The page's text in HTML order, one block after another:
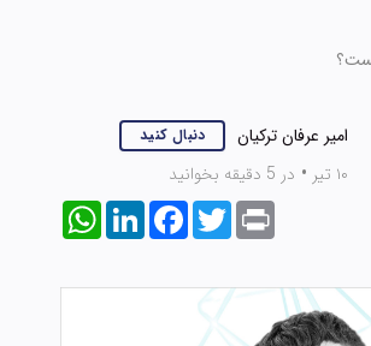
امیر عرفان ترکیان دنبال کنید
۱۰ تیر • در 5 دقیقه بخوانید
WhatsAppLinkedInFacebookTwitterPrint